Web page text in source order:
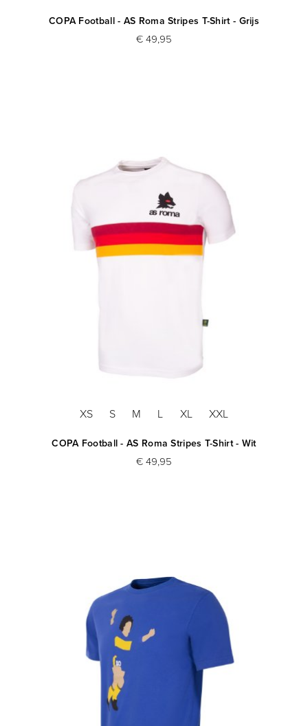
COPA Football - AS Roma Stripes T-Shirt - Grijs
€ 49,95
XS S M L XL XXL
COPA Football - AS Roma Stripes T-Shirt - Wit
€ 49,95